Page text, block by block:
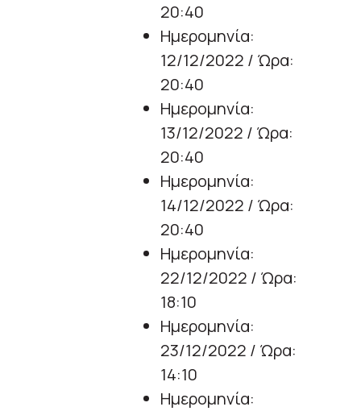
20:40
Ημερομηνία:
12/12/2022 / Ώρα:
20:40
Ημερομηνία:
13/12/2022 / Ώρα:
20:40
Ημερομηνία:
14/12/2022 / Ώρα:
20:40
Ημερομηνία:
22/12/2022 / Ώρα:
18:10
Ημερομηνία:
23/12/2022 / Ώρα:
14:10
Ημερομηνία: